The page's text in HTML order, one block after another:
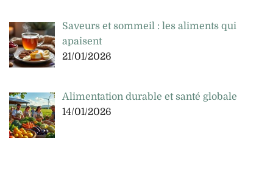
Saveurs et sommeil : les aliments qui
apaisent
21/01/2026
Alimentation durable et santé globale
14/01/2026